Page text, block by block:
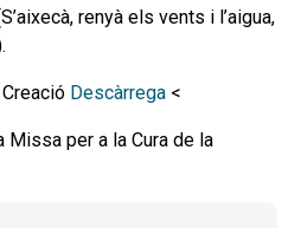
renyà els vents i l’aigua,
Descàrrega <
per a la Cura de la